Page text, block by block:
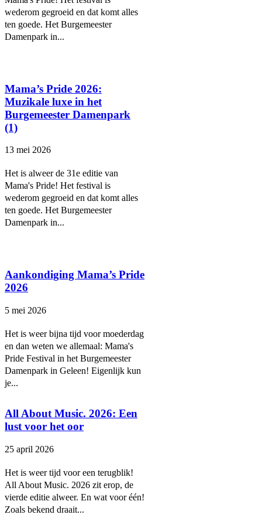
wederom gegroeid en dat komt alles
ten goede. Het Burgemeester
Damenpark in...
Mama’s Pride 2026:
Muzikale luxe in het
Burgemeester Damenpark
(1)
13 mei 2026
Het is alweer de 31e editie van
Mama's Pride! Het festival is
wederom gegroeid en dat komt alles
ten goede. Het Burgemeester
Damenpark in...
Aankondiging Mama’s Pride
2026
5 mei 2026
Het is weer bijna tijd voor moederdag
en dan weten we allemaal: Mama's
Pride Festival in het Burgemeester
Damenpark in Geleen! Eigenlijk kun
je...
All About Music. 2026: Een
lust voor het oor
25 april 2026
Het is weer tijd voor een terugblik!
All About Music. 2026 zit erop, de
vierde editie alweer. En wat voor één!
Zoals bekend draait...